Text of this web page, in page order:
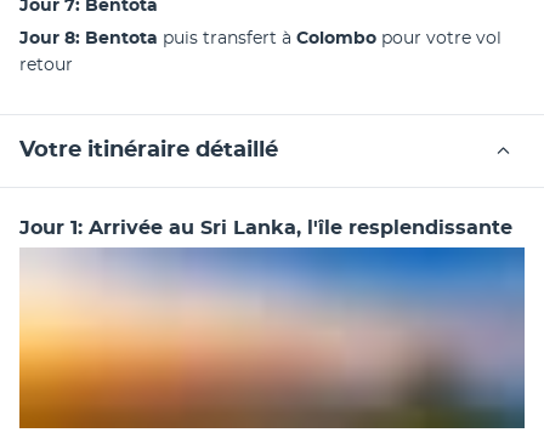
Jour 7: Bentota
Jour 8: Bentota puis transfert à Colombo pour votre vol
retour
Votre itinéraire détaillé
Jour 1: Arrivée au Sri Lanka, l'île resplendissante